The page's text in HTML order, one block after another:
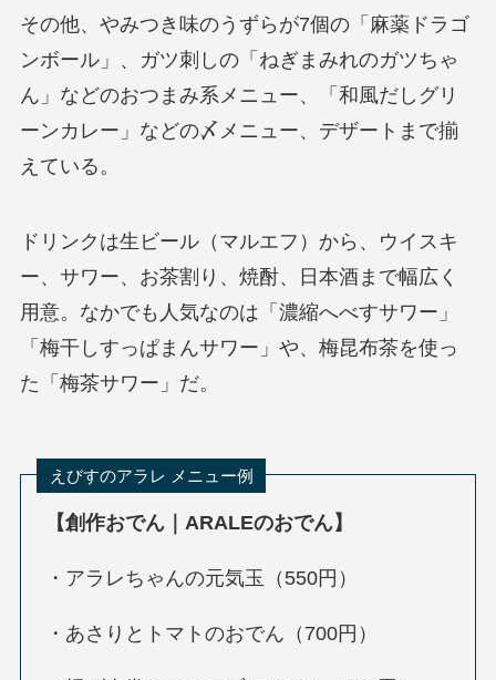
その他、やみつき味のうずらが7個の「麻薬ドラゴ
ンボール」、ガツ刺しの「ねぎまみれのガツちゃ
ん」などのおつまみ系メニュー、「和風だしグリ
ーンカレー」などの〆メニュー、デザートまで揃
えている。
ドリンクは生ビール（マルエフ）から、ウイスキ
ー、サワー、お茶割り、焼酎、日本酒まで幅広く
用意。なかでも人気なのは「濃縮へべすサワー」
「梅干しすっぱまんサワー」や、梅昆布茶を使っ
た「梅茶サワー」だ。
えびすのアラレ メニュー例
【創作おでん｜ARALEのおでん】
・アラレちゃんの元気玉（550円）
・あさりとトマトのおでん（700円）